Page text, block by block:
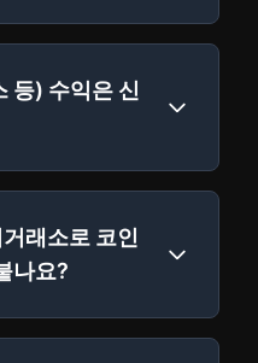
등) 수익은 신
래소로 코인
나요?